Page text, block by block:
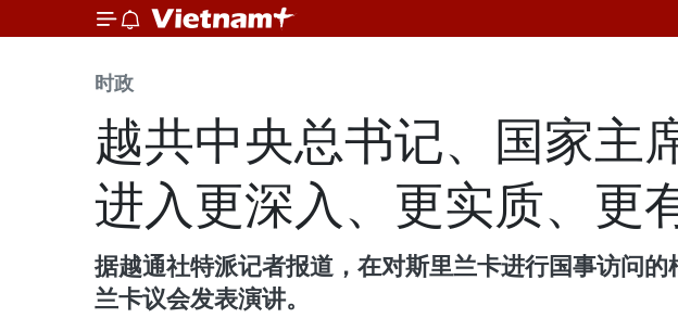
时政
越共中央总书记、国家主
进入更深入、更实质、更
据越通社特派记者报道，在对斯里兰卡进行国事访问
兰卡议会发表演讲。